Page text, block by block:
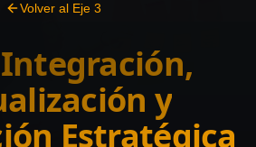
Volver al Eje 3
Integración,
y
Estratégica